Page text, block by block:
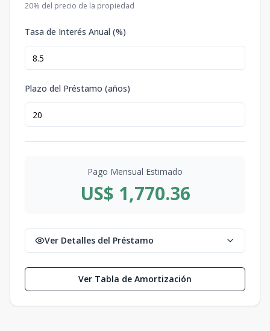
20% del precio de la propiedad
Tasa de Interés Anual (%)
Plazo del Préstamo (años)
Pago Mensual Estimado
US$ 1,770.36
Ver Detalles del Préstamo
Ver Tabla de Amortización